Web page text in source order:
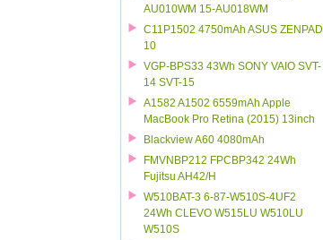
AU010WM 15-AU018WM
C11P1502 4750mAh ASUS ZENPAD
10
VGP-BPS33 43Wh SONY VAIO SVT-
14 SVT-15
A1582 A1502 6559mAh Apple
MacBook Pro Retina (2015) 13inch
Blackview A60 4080mAh
FMVNBP212 FPCBP342 24Wh
Fujitsu AH42/H
W510BAT-3 6-87-W510S-4UF2
24Wh CLEVO W515LU W510LU
W510S